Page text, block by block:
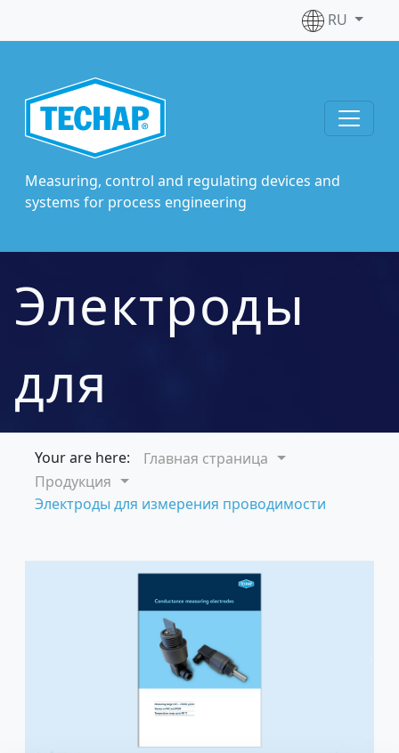
RU
Measuring, control and regulating devices and
systems for process engineering
Электроды
для
измерения
Your are here:
Главная страница
Продукция
Электроды для измерения проводимости